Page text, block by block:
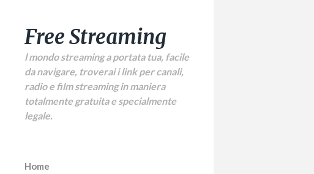
Free Streaming
l mondo streaming a portata tua, facile
da navigare, troverai i link per canali,
radio e film streaming in maniera
totalmente gratuita e specialmente
legale.
Home